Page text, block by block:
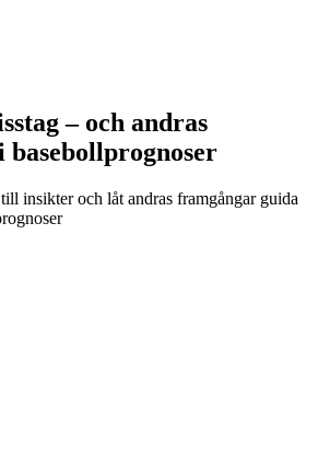
– och andras
insikter och låt andras framgångar guida